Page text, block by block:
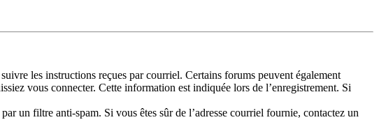
les instructions reçues par courriel. Certains forums peuvent également
vous connecter. Cette information est indiquée lors de l’enregistrement. Si
un filtre anti-spam. Si vous êtes sûr de l’adresse courriel fournie, contactez un